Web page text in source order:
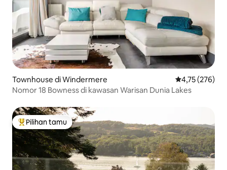
Townhouse di Windermere Nilai rata-rata
4,75 (276)
Nomor 18 Bowness di kawasan Warisan Dunia Lakes
Pilihan tamu terpopuler
Pilihan tamu